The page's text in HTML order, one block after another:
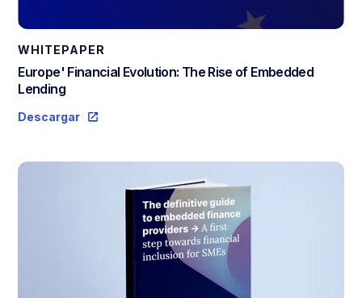
WHITEPAPER
Europe' Financial Evolution: The Rise of Embedded
Lending
Descargar